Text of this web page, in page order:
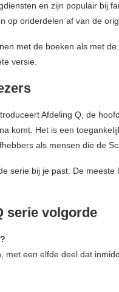
en zijn populair bij
op onderdelen af van de
met de boeken als met
versie.
Afdeling Q, de
komt. Het is een
als mensen die de
serie bij je past. De
serie volgorde
met een elfde deel dat